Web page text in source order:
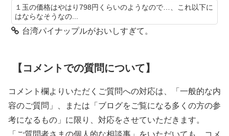
１玉の価格はやはり798円くらいのようなので…、これ以下に
はならなそうなの...
台湾パイナップルがおいしすぎて。
【コメントでの質問について】
コメント欄よりいただくご質問への対応は、「一般的な内
容のご質問」、または「ブログをご覧になる多くの方の参
考になるもの」に限り、対応をさせていただきます。